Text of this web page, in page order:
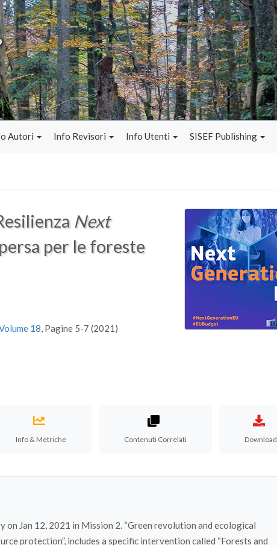
Autori Info Revisori Info Utenti SISEF Publishing
Next
per le foreste
18, Pagine 5-7 (2021)
Info & Metriche Contenuti Correlati Download
Jan 12, 2021 in Mission 2. “Green revolution and ecological
protection”, includes a specific intervention called “Forests and